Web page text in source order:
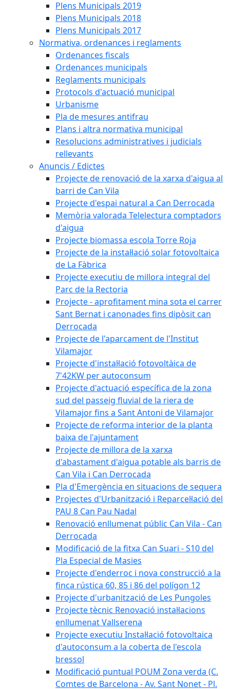
Plens Municipals 2019
Plens Municipals 2018
Plens Municipals 2017
Normativa, ordenances i reglaments
Ordenances fiscals
Ordenances municipals
Reglaments municipals
Protocols d'actuació municipal
Urbanisme
Pla de mesures antifrau
Plans i altra normativa municipal
Resolucions administratives i judicials
rellevants
Anuncis / Edictes
Projecte de renovació de la xarxa d'aigua al
barri de Can Vila
Projecte d'espai natural a Can Derrocada
Memòria valorada Telelectura comptadors
d'aigua
Projecte biomassa escola Torre Roja
Projecte de la instal·lació solar fotovoltaica
de La Fàbrica
Projecte executiu de millora integral del
Parc de la Rectoria
Projecte - aprofitament mina sota el carrer
Sant Bernat i canonades fins dipòsit can
Derrocada
Projecte de l'aparcament de l'Institut
Vilamajor
Projecte d'instal·lació fotovoltàica de
7'42KW per autoconsum
Projecte d'actuació específica de la zona
sud del passeig fluvial de la riera de
Vilamajor fins a Sant Antoni de Vilamajor
Projecte de reforma interior de la planta
baixa de l'ajuntament
Projecte de millora de la xarxa
d'abastament d'aigua potable als barris de
Can Vila i Can Derrocada
Pla d'Emergència en situacions de sequera
Projectes d'Urbanització i Reparcel·lació del
PAU 8 Can Pau Nadal
Renovació enllumenat públic Can Vila - Can
Derrocada
Modificació de la fitxa Can Suari - S10 del
Pla Especial de Masies
Projecte d'enderroc i nova construcció a la
finca rústica 60, 85 i 86 del polígon 12
Projecte d'urbanització de Les Pungoles
Projecte tècnic Renovació instal·lacions
enllumenat Vallserena
Projecte executiu Instal·lació fotovoltaica
d'autoconsum a la coberta de l'escola
bressol
Modificació puntual POUM Zona verda (C.
Comtes de Barcelona - Av. Sant Nonet - Pl.